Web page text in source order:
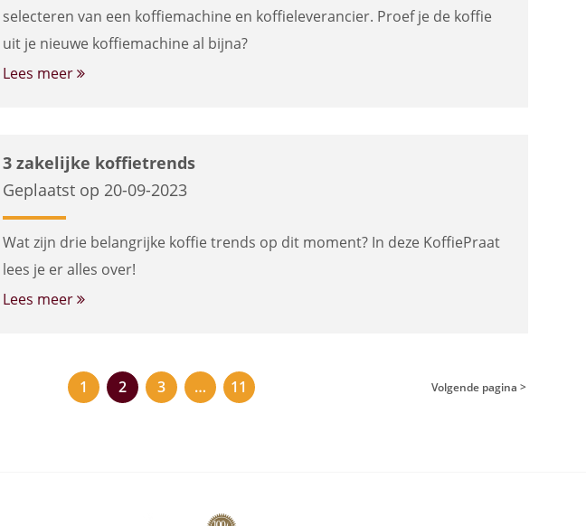
selecteren van een koffiemachine en koffieleverancier. Proef je de koffie
uit je nieuwe koffiemachine al bijna?
Lees meer
3 zakelijke koffietrends
Geplaatst op 20-09-2023
Wat zijn drie belangrijke koffie trends op dit moment? In deze KoffiePraat
lees je er alles over!
Lees meer
1 2 3 … 11 Volgende pagina >